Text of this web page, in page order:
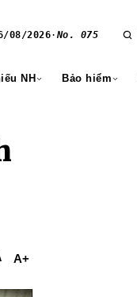
08/2026· No. 075
NH Bảo hiểm
A+